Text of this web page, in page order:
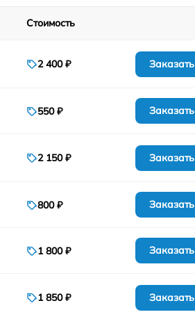
Стоимость
2 400 ₽ Заказать
550 ₽ Заказать
2 150 ₽ Заказать
800 ₽ Заказать
1 800 ₽ Заказать
1 850 ₽ Заказать